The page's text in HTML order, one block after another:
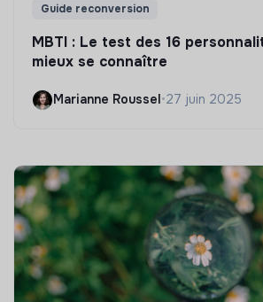
Guide reconversion
MBTI : Le test des 16
mieux se connaître
Marianne Roussel •27 juin 2025